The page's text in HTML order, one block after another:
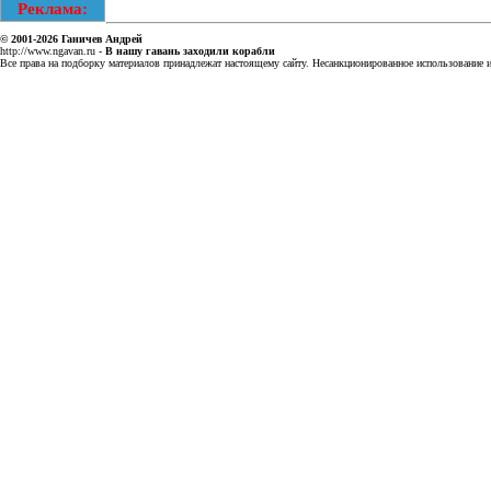
Реклама:
© 2001-2026 Ганичев Андрей
http://www.ngavan.ru - В нашу гавань заходили корабли
Все права на подборку материалов принадлежат настоящему сайту. Несанкционированное